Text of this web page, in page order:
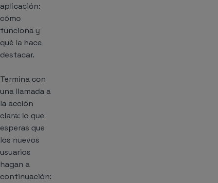
aplicación:
cómo
funciona y
qué la hace
destacar.
Termina con
una llamada a
la acción
clara: lo que
esperas que
los nuevos
usuarios
hagan a
continuación: